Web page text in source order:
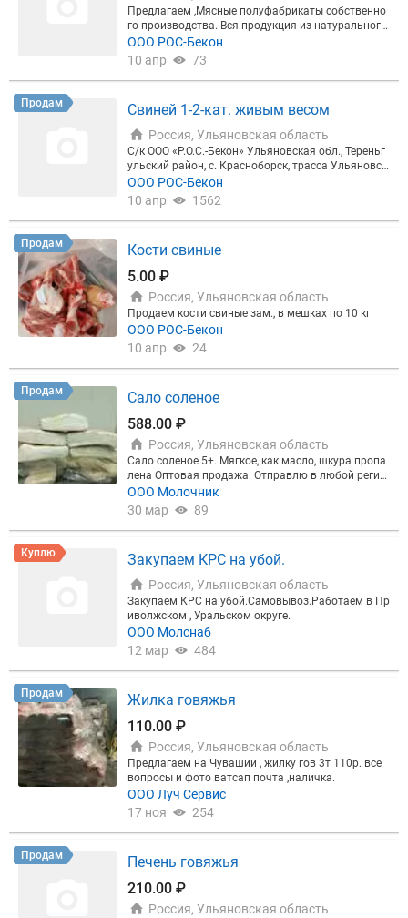
Предлагаем ,Мясные полуфабрикаты собственно
го производства. Вся продукция из натурального
мяса !!! Находимся в Ульяновской области. Звон
ите
ООО РОС-Бекон
10 апр
73
Продам Свиней 1-2-кат. живым весом
Россия, Ульяновская область
С/к ООО «Р.О.С.-Бекон» Ульяновская обл., Тереньг
ульский район, с. Красноборск, трасса Ульяновск
- Старая Ерыкла, 1, реализует товарных свиней в
живом весе с откорма 1-ой , 2-ой категории (3-х по
родный гибрид – Йоркшир, Ландрас, Дюрок). Наш
е предприятие имеет 4-ый компартмент
ООО РОС-Бекон
10 апр
1562
Продам
Кости свиные
5.00 ₽
Россия, Ульяновская область
Продаем кости свиные зам., в мешках по 10 кг
ООО РОС-Бекон
10 апр
24
Продам
Сало соленое
588.00 ₽
Россия, Ульяновская область
Сало соленое 5+. Мягкое, как масло, шкура пропа
лена Оптовая продажа. Отправлю в любой регио
н.
ООО Молочник
30 мар
89
Куплю Закупаем КРС на убой.
Россия, Ульяновская область
Закупаем КРС на убой.Самовывоз.Работаем в Пр
иволжском , Уральском округе.
ООО Молснаб
12 мар
484
Продам
Жилка говяжья
110.00 ₽
Россия, Ульяновская область
Предлагаем на Чувашии , жилку гов 3т 110р. все
вопросы и фото ватсап почта ,наличка.
ООО Луч Сервис
17 ноя
254
Продам
Печень говяжья
210.00 ₽
Россия, Ульяновская область